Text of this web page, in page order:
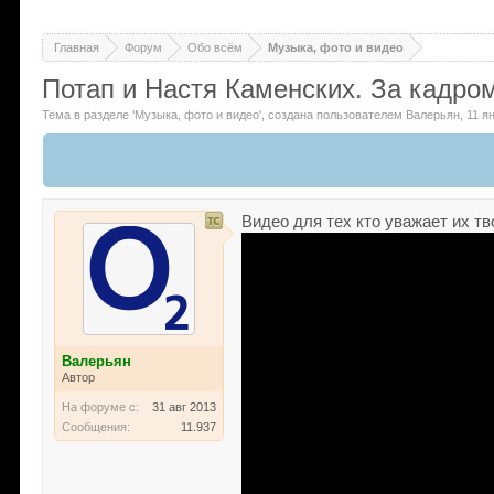
Главная Форум Обо всём Музыка, фото и видео
Потап и Настя Каменских. За
Тема в разделе 'Музыка, фото и видео' , создана пользователем Валерьян 11
Валерьян
Автор
На форуме с:
31 авг 2013
Сообщения:
11.937
Видео для тех кто уважает их